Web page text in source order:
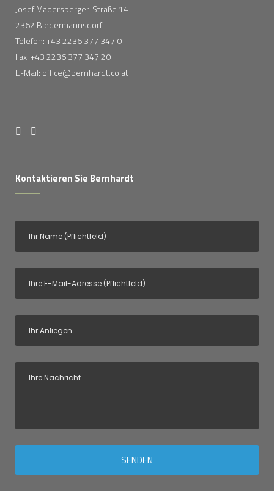
Josef Madersperger-Straße 14
2362 Biedermannsdorf
Telefon: +43 2236 377 347 0
Fax: +43 2236 377 347 20
E-Mail: office@bernhardt.co.at
Kontaktieren Sie Bernhardt